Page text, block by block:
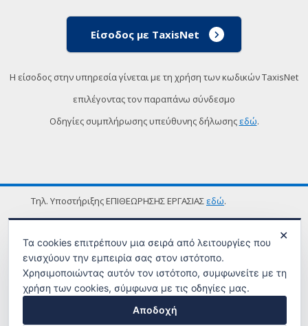
Είσοδος με TaxisNet
Η είσοδος στην υπηρεσία γίνεται με τη χρήση των κωδικών TaxisNet
επιλέγοντας τον παραπάνω σύνδεσμο
Οδηγίες συμπλήρωσης υπεύθυνης δήλωσης εδώ.
Τηλ. Υποστήριξης ΕΠΙΘΕΩΡΗΣΗΣ ΕΡΓΑΣΙΑΣ εδώ.
ΟΡΟΙ ΧΡΗΣΗΣ
✕
Τα cookies επιτρέπουν μια σειρά από λειτουργίες που
ενισχύουν την εμπειρία σας στον ιστότοπο.
Χρησιμοποιώντας αυτόν τον ιστότοπο, συμφωνείτε με τη
χρήση των cookies, σύμφωνα με τις οδηγίες μας.
Αποδοχή